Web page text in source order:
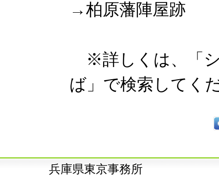
→柏原藩陣屋跡
※詳しくは、「
ば」で検索してく
兵庫県東京事務所